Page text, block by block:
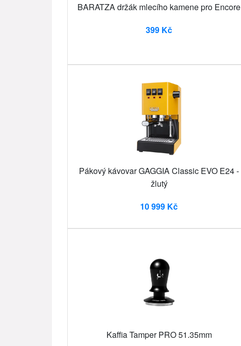
BARATZA držák mlecího kamene pro Encore
399 Kč
Pákový kávovar GAGGIA Classic EVO E24 -
žlutý
10 999 Kč
Kaffia Tamper PRO 51.35mm